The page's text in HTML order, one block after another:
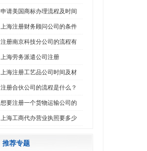
申请美国商标办理流程及时间
上海注册财务顾问公司的条件
注册南京科技分公司的流程有
上海劳务派遣公司注册
上海注册工艺品公司时间及材
注册合伙公司的流程是什么？
想要注册一个货物运输公司的
上海工商代办营业执照要多少
推荐专题